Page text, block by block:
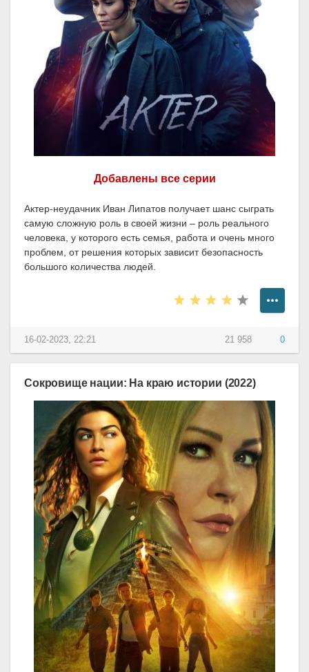
Добавлены все серии
Актер-неудачник Иван Липатов получает шанс сыграть
самую сложную роль в своей жизни – роль реального
человека, у которого есть семья, работа и очень много
проблем, от решения которых зависит безопасность
большого количества людей.
21 958 0
16-02-2023, 22:21
Сокровище нации: На краю истории (2022)